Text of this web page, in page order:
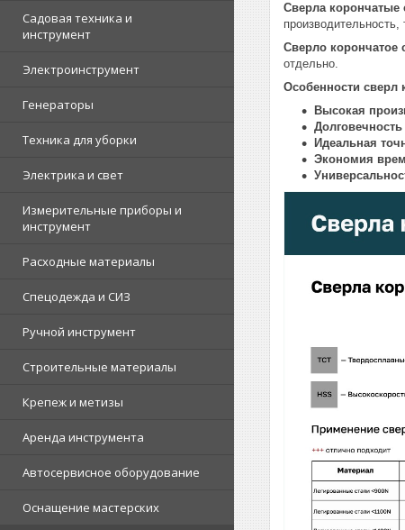
Садовая техника и
инструмент
Электроинструмент
Генераторы
Техника для уборки
Электрика и свет
Измерительные приборы и
инструмент
Расходные материалы
Спецодежда и СИЗ
Ручной инструмент
Строительные материалы
Крепеж и метизы
Аренда инструмента
Автосервисное оборудование
Оснащение мастерских
Сверла корончатые
Сверло корончатое
отдельно.
Особенности сверл
Высокая
Долговечность
Идеальная
Экономия